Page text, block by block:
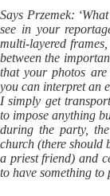
Says Przemek:
see in your
multi-layered
between the
that your photos
you can interpret an
I simply get
to impose anything
during the party,
church (there should
a priest friend) and
to have something to